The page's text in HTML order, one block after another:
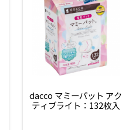
dacco マミーパット アク
ティブライト：132枚入